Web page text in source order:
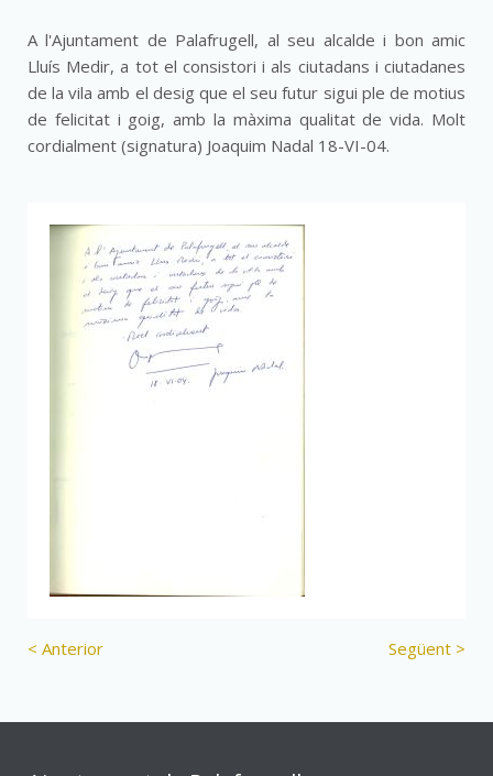
A l'Ajuntament de Palafrugell, al seu alcalde i bon amic
Lluís Medir, a tot el consistori i als ciutadans i ciutadanes
de la vila amb el desig que el seu futur sigui ple de motius
de felicitat i goig, amb la màxima qualitat de vida. Molt
cordialment (signatura) Joaquim Nadal 18-VI-04.
< Anterior Següent >